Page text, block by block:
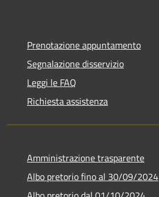
Prenotazione appuntamento
Segnalazione disservizio
Leggi le FAQ
Richiesta assistenza
Amministrazione trasparente
Albo pretorio fino al 30/09/2024